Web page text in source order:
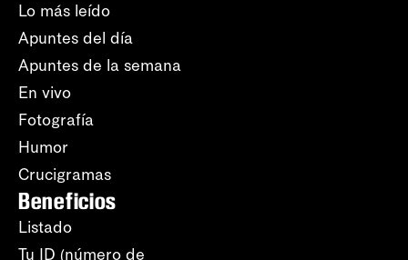
Lo más leído
Apuntes del día
Apuntes de la semana
En vivo
Fotografía
Humor
Crucigramas
Beneficios
Listado
Tu ID (número de